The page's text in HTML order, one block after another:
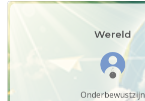
Wereld
Onderbewustzijn